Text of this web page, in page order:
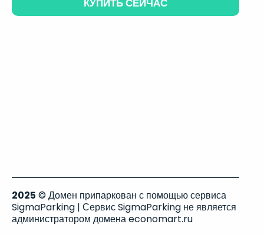
КУПИТЬ СЕЙЧАС
2025 © Домен припаркован с помощью сервиса
SigmaParking | Сервис SigmaParking не является
администратором домена economart.ru